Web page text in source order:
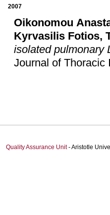
2007
Oikonomou
Kyrvasilis Fotios,
isolated pulmonary
Journal of Thoracic
Quality Assurance Unit- Aristotle